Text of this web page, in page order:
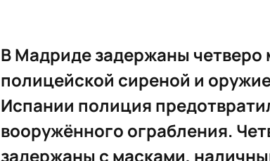
В Мадриде задержаны четверо
полицейской сиреной и
Испании полиция
вооружённого ограбления.
задержаны с масками,